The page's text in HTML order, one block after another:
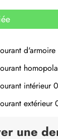
intérieur
une